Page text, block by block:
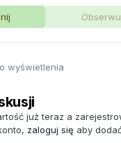
wyświetlenia
już teraz a
zaloguj się aby